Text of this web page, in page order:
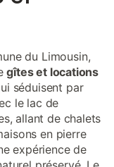
du Limousin,
gîtes et locations
séduisent par
le lac de
allant de chalets
en pierre
expérience de